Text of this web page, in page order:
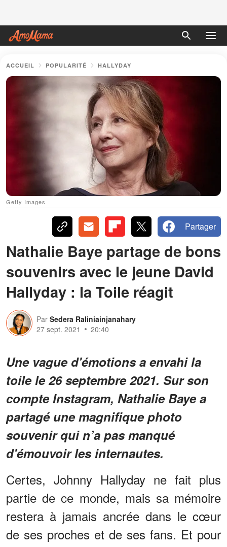
ACCUEIL POPULARITÉ HALLYDAY
Getty Images
Partager
Nathalie Baye partage de bons
souvenirs avec le jeune David
Hallyday : la Toile réagit
Par Sedera Raliniainjanahary
27 sept. 2021
20:40
Une vague d'émotions a envahi la
toile le 26 septembre 2021. Sur son
compte Instagram, Nathalie Baye a
partagé une magnifique photo
souvenir qui n’a pas manqué
d'émouvoir les internautes.
Certes, Johnny Hallyday ne fait plus
partie de ce monde, mais sa mémoire
restera à jamais ancrée dans le cœur
de ses proches et de ses fans. Et pour